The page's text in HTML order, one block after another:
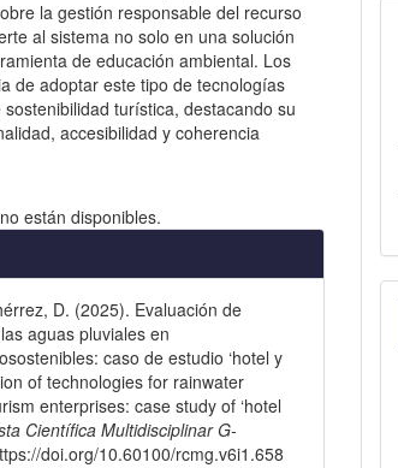
la gestión responsable del recurso
al sistema no solo en una solución
de educación ambiental. Los
de adoptar este tipo de tecnologías
turística, destacando su
accesibilidad y coherencia
están disponibles.
D. (2025). Evaluación de
aguas pluviales en
caso de estudio ‘hotel y
of technologies for rainwater
enterprises: case study of ‘hotel
Científica Multidisciplinar G-
doi.org/10.60100/rcmg.v6i1.658